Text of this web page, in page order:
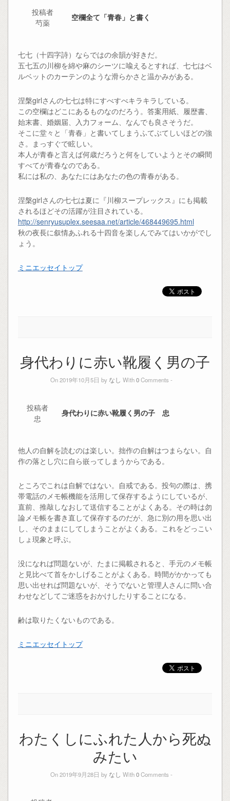
投稿者
芍薬
空欄全て「青春」と書く
七七（十四字詩）ならではの余韻が好きだ。
五七五の川柳を綿や麻のシーツに喩えるとすれば、七七はベ
ルベットのカーテンのような滑らかさと温かみがある。
涅槃girlさんの七七は特にすべすべキラキラしている。
この空欄はどこにあるものなのだろう。答案用紙、履歴書、
始末書、婚姻届、入力フォーム、なんでも良さそうだ。
そこに堂々と「青春」と書いてしまうふてぶてしいほどの強
さ。まっすぐで眩しい。
本人が青春と言えば何歳だろうと何をしていようとその瞬間
すべてが青春なのである。
私には私の、あなたにはあなたの色の青春がある。
涅槃girlさんの七七は夏に『川柳スープレックス』にも掲載
されるほどその活躍が注目されている。
http://senryusuplex.seesaa.net/article/468449695.html
秋の夜長に叙情あふれる十四音を楽しんでみてはいかがでし
ょう。
ミニエッセイトップ
身代わりに赤い靴履く男の子
On 2019年10月5日 by なし With0Comments -
投稿者
忠
身代わりに赤い靴履く男の子 忠
他人の自解を読むのは楽しい。拙作の自解はつまらない。自
作の落とし穴に自ら嵌ってしまうからである。
ところでこれは自解ではない。自戒である。投句の際は、携
帯電話のメモ帳機能を活用して保存するようにしているが、
直前、推敲しなおして送信することがよくある。その時は勿
論メモ帳を書き直して保存するのだが、急に別の用を思い出
し、そのままにしてしまうことがよくある。これをどっこい
しょ現象と呼ぶ。
没になれば問題ないが、たまに掲載されると、手元のメモ帳
と見比べて首をかしげることがよくある。時間がかかっても
思い出せれば問題ないが、そうでないと管理人さんに問い合
わせなどしてご迷惑をおかけしたりすることになる。
齢は取りたくないものである。
ミニエッセイトップ
わたくしにふれた人から死ぬ
みたい
On 2019年9月28日 by なし With0Comments -